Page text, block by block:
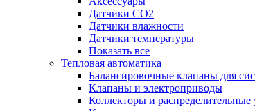
Датчики CO2
Датчики влажности
Датчики температуры
Показать все
Тепловая автоматика
Балансировочные клапаны для
Клапаны и электроприводы
Коллекторы и распределительные